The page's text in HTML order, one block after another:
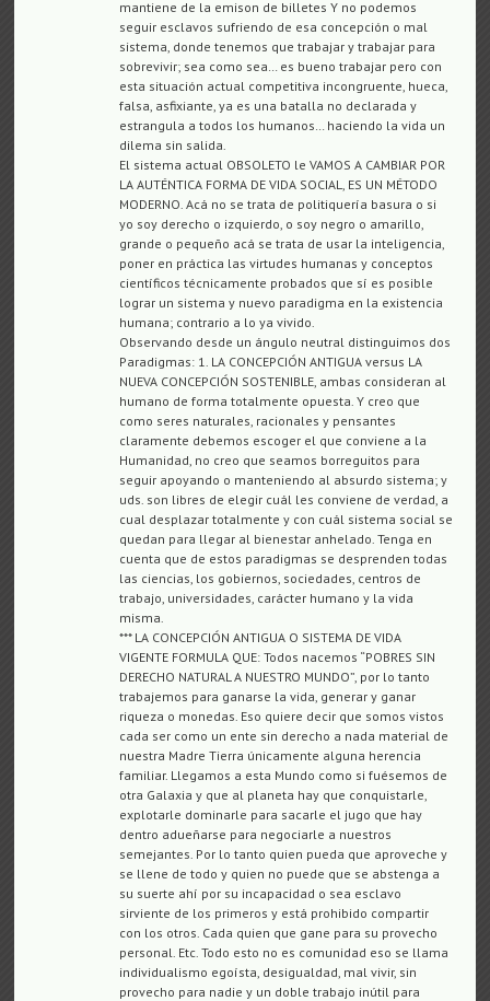
mantiene de la emison de billetes Y no podemos
seguir esclavos sufriendo de esa concepción o mal
sistema, donde tenemos que trabajar y trabajar para
sobrevivir; sea como sea… es bueno trabajar pero con
esta situación actual competitiva incongruente, hueca,
falsa, asfixiante, ya es una batalla no declarada y
estrangula a todos los humanos… haciendo la vida un
dilema sin salida.
El sistema actual OBSOLETO le VAMOS A CAMBIAR POR
LA AUTÉNTICA FORMA DE VIDA SOCIAL, ES UN MÉTODO
MODERNO. Acá no se trata de politiquería basura o si
yo soy derecho o izquierdo, o soy negro o amarillo,
grande o pequeño acá se trata de usar la inteligencia,
poner en práctica las virtudes humanas y conceptos
científicos técnicamente probados que sí es posible
lograr un sistema y nuevo paradigma en la existencia
humana; contrario a lo ya vivido.
Observando desde un ángulo neutral distinguimos dos
Paradigmas: 1. LA CONCEPCIÓN ANTIGUA versus LA
NUEVA CONCEPCIÓN SOSTENIBLE, ambas consideran al
humano de forma totalmente opuesta. Y creo que
como seres naturales, racionales y pensantes
claramente debemos escoger el que conviene a la
Humanidad, no creo que seamos borreguitos para
seguir apoyando o manteniendo al absurdo sistema; y
uds. son libres de elegir cuál les conviene de verdad, a
cual desplazar totalmente y con cuál sistema social se
quedan para llegar al bienestar anhelado. Tenga en
cuenta que de estos paradigmas se desprenden todas
las ciencias, los gobiernos, sociedades, centros de
trabajo, universidades, carácter humano y la vida
misma.
*** LA CONCEPCIÓN ANTIGUA O SISTEMA DE VIDA
VIGENTE FORMULA QUE: Todos nacemos “POBRES SIN
DERECHO NATURAL A NUESTRO MUNDO”, por lo tanto
trabajemos para ganarse la vida, generar y ganar
riqueza o monedas. Eso quiere decir que somos vistos
cada ser como un ente sin derecho a nada material de
nuestra Madre Tierra únicamente alguna herencia
familiar. Llegamos a esta Mundo como si fuésemos de
otra Galaxia y que al planeta hay que conquistarle,
explotarle dominarle para sacarle el jugo que hay
dentro adueñarse para negociarle a nuestros
semejantes. Por lo tanto quien pueda que aproveche y
se llene de todo y quien no puede que se abstenga a
su suerte ahí por su incapacidad o sea esclavo
sirviente de los primeros y está prohibido compartir
con los otros. Cada quien que gane para su provecho
personal. Etc. Todo esto no es comunidad eso se llama
individualismo egoísta, desigualdad, mal vivir, sin
provecho para nadie y un doble trabajo inútil para